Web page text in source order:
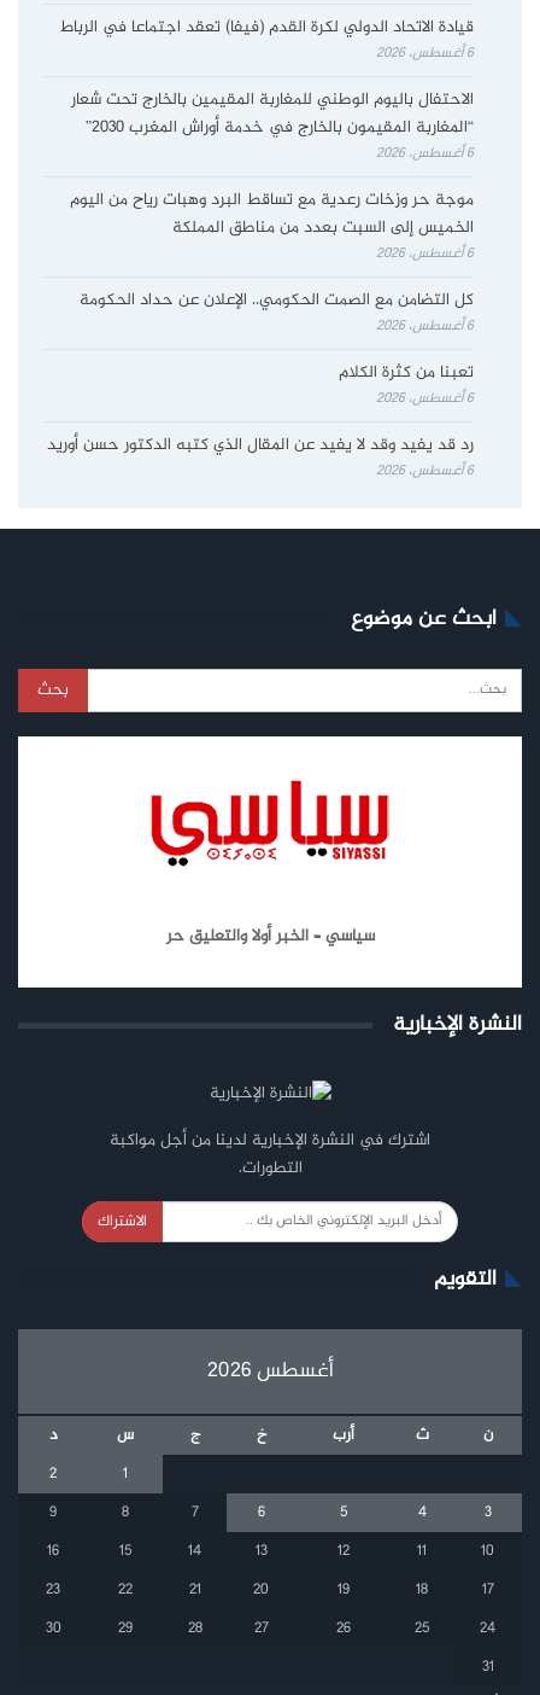
قيادة الاتحاد الدولي لكرة القدم (فيفا) تعقد اجتماعا في الرباط
6 أغسطس، 2026
الاحتفال باليوم الوطني للمغاربة المقيمين بالخارج تحت شعار
“المغاربة المقيمون بالخارج في خدمة أوراش المغرب 2030”
6 أغسطس، 2026
موجة حر وزخات رعدية مع تساقط البرد وهبات رياح من اليوم
الخميس إلى السبت بعدد من مناطق المملكة
6 أغسطس، 2026
كل التضامن مع الصمت الحكومي.. الإعلان عن حداد الحكومة
6 أغسطس، 2026
تعبنا من كثرة الكلام
6 أغسطس، 2026
رد قد يفيد وقد لا يفيد عن المقال الذي كتبه الدكتور حسن أوريد
6 أغسطس، 2026
ابحث عن موضوع
سياسي – الخبر أولا والتعليق حر
النشرة الإخبارية
اشترك في النشرة الإخبارية لدينا من أجل مواكبة
التطورات.
الاشتراك
التقويم
أغسطس 2026
ن ث أرب خ ج س
د
1
2
3
4
5
6
7
8
9
10
11
12
13
14
15
16
17
18
19
20
21
22
23
24
25
26
27
28
29
30
31